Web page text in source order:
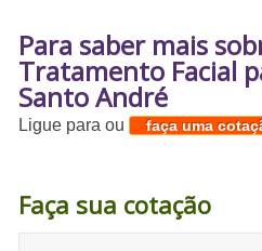
Para saber mais
Tratamento Facial
Santo André
Ligue paraou faça uma
Faça sua cotação